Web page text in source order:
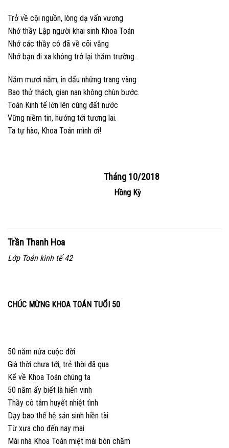
Trở về cội nguồn, lòng dạ vấn vương
Nhớ thầy Lập người khai sinh Khoa Toán
Nhớ các thầy cô đã về cõi vắng
Nhớ bạn đi xa không trở lại thăm trường.
Năm mươi năm, in dấu những trang vàng
Bao thử thách, gian nan không chùn bước.
Toán Kinh tế lớn lên cùng đất nước
Vững niềm tin, hướng tới tương lai.
Ta tự hào, Khoa Toán mình ơi!
Tháng 10/2018
Hồng Kỳ
Trần Thanh Hoa
Lớp Toán kinh tế 42
CHÚC MỪNG KHOA TOÁN TUỔI 50
50 năm nửa cuộc đời
Già thời chưa tới, trẻ thời đã qua
Kể về Khoa Toán chúng ta
50 năm ấy biết là hiển vinh
Thầy cô tâm huyết nhiệt tình
Dạy bao thế hệ sản sinh hiền tài
Từ xưa cho đến nay mai
Mái nhà Khoa Toán miệt mài bón chăm